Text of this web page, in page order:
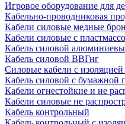
Игровое оборудование для
Кабельно-проводниковая
Кабели силовые медные
Кабели силовые с
Кабель силовой
Кабель силовой ВВГнг
Силовые кабели с
Кабель силовой с бумажной
Кабели огнестойкие и не
Кабели силовые не
Кабель контрольный